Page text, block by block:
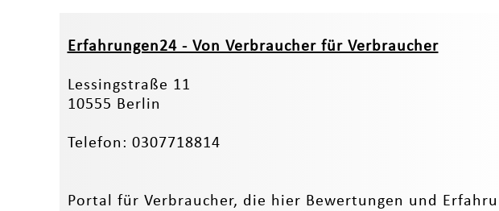
Erfahrungen24 - Von Verbraucher für Verbraucher
Lessingstraße 11
10555 Berlin
Telefon: 0307718814
Portal für Verbraucher, die hier Bewertungen und